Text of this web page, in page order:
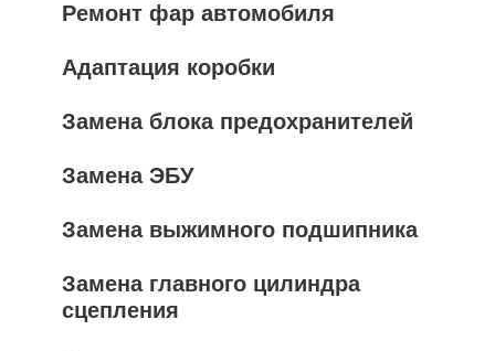
Ремонт фар автомобиля
Адаптация коробки
Замена блока предохранителей
Замена ЭБУ
Замена выжимного подшипника
Замена главного цилиндра
сцепления